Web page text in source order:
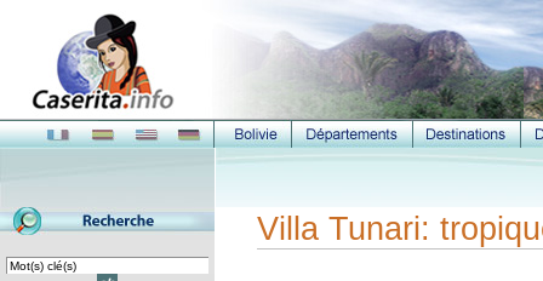
Villa Tunari: